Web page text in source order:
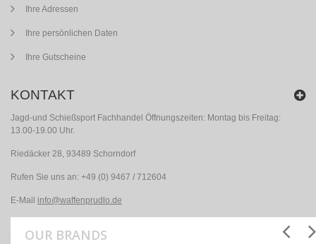
Ihre Adressen
Ihre persönlichen Daten
Ihre Gutscheine
KONTAKT
Jagd-und Schießsport Fachhandel Öffnungszeiten: Montag bis Freitag:
13.00-19.00 Uhr.
Riedäcker 28, 93489 Schorndorf
Rufen Sie uns an: +49 (0) 9467 / 712604
E-Mail info@waffenprudlo.de
OUR BRANDS